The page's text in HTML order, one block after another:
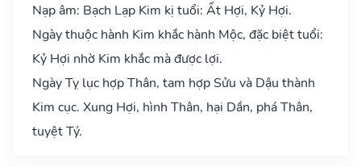
Nạp âm: Bạch Lạp Kim kị tuổi: Ất Hợi, Kỷ Hợi.
Ngày thuộc hành Kim khắc hành Mộc, đặc biệt tuổi:
Kỷ Hợi nhờ Kim khắc mà được lợi.
Ngày Tỵ lục hợp Thân, tam hợp Sửu và Dậu thành
Kim cục. Xung Hợi, hình Thân, hại Dần, phá Thân,
tuyệt Tý.